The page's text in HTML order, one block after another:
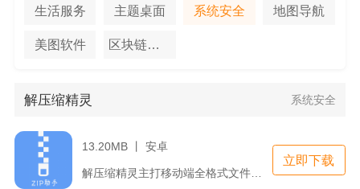
生活服务 主题桌面 系统安全 地图导航
美图软件 区块链应用
解压缩精灵 系统安全
13.20MB 丨 安卓
解压缩精灵主打移动端全格式文件压缩、解压一体化处理，覆盖办公...
立即下载